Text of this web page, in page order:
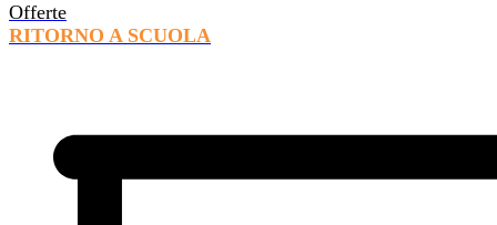
Offerte
RITORNO A SCUOLA